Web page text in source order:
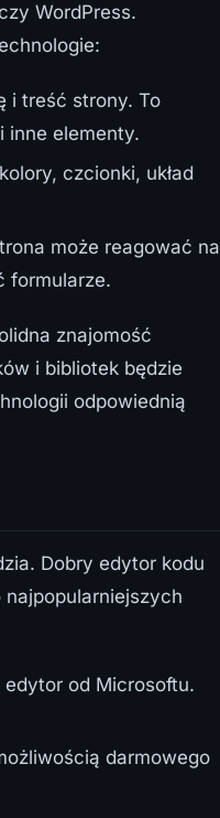
WordPress.
i treść strony. To
inne elementy.
czcionki, układ
może reagować na
formularze.
znajomość
i bibliotek będzie
odpowiednią
Dobry edytor kodu
edytor od Microsoftu.
darmowego